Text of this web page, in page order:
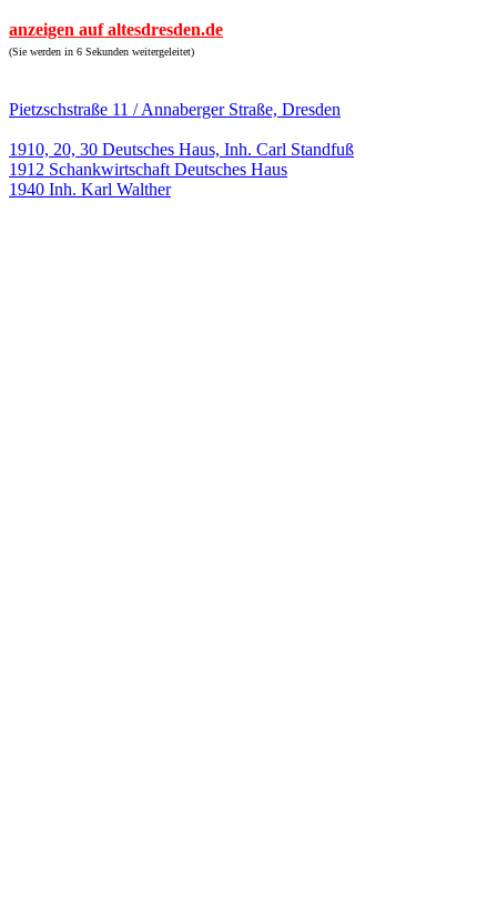
anzeigen auf altesdresden.de
(Sie werden in 6 Sekunden weitergeleitet)
Pietzschstraße 11 / Annaberger Straße, Dresden
1910, 20, 30 Deutsches Haus, Inh. Carl Standfuß
1912 Schankwirtschaft Deutsches Haus
1940 Inh. Karl Walther